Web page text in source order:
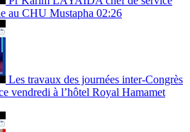
au CHU Mustapha 02:26
Les travaux des journées inter-Congrès
vendredi à l’hôtel Royal Hamamet